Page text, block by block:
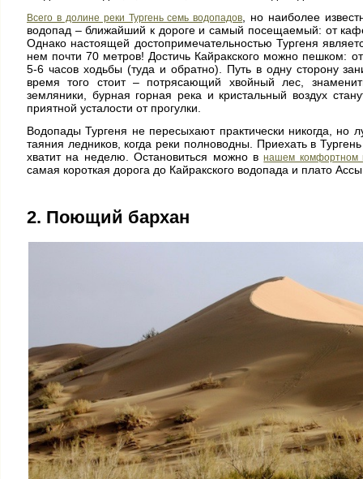
Всего в долине реки Тургень семь водопадов , но наиболее
водопад – ближайший к дороге и самый посещаемый: от
Однако настоящей достопримечательностью Тургеня
нем почти 70 метров! Достичь Кайракского можно пешком:
5-6 часов ходьбы (туда и обратно). Путь в одну сторону
время того стоит – потрясающий хвойный лес,
земляники, бурная горная река и кристальный воздух
приятной усталости от прогулки.
Водопады Тургеня не пересыхают практически никогда,
таяния ледников, когда реки полноводны. Приехать в
хватит на неделю. Остановиться можно внашем комфортном
самая короткая дорога до Кайракского водопада и плато
2. Поющий бархан